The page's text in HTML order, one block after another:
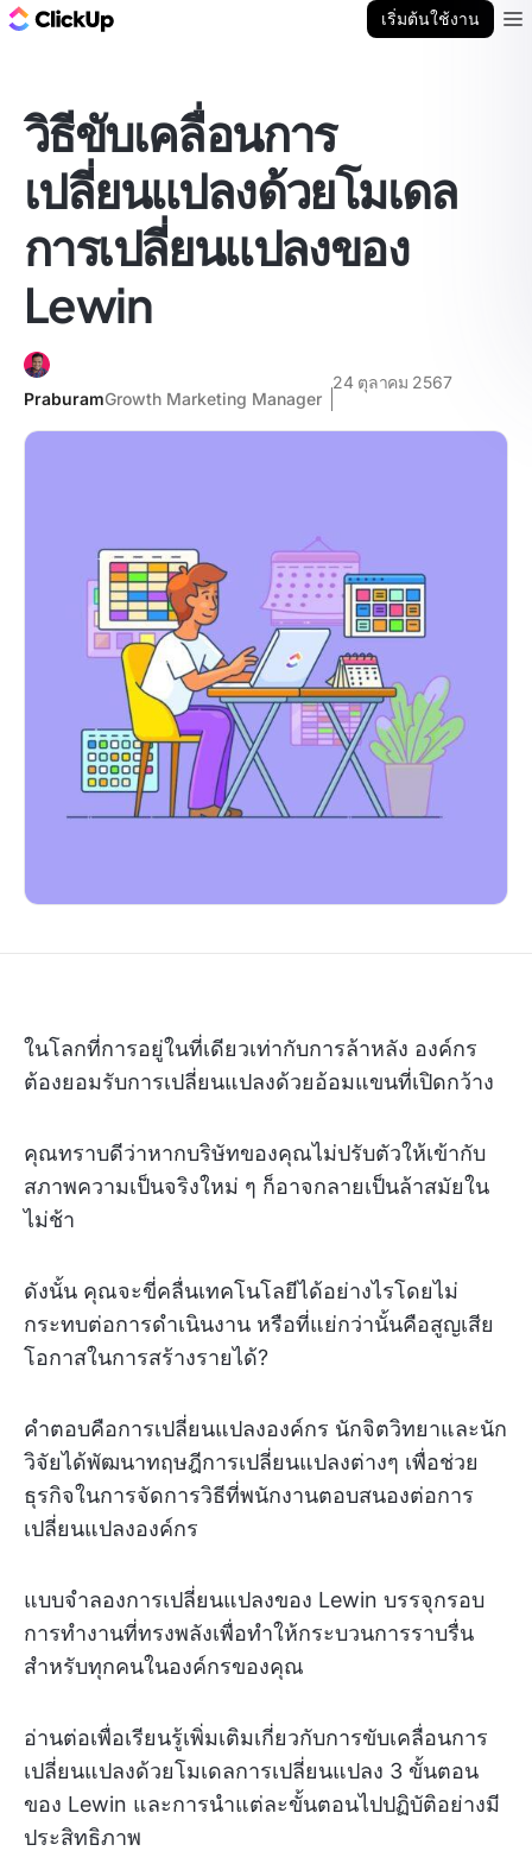
เริ่มต้นใช้งาน
วิธีขับเคลื่อนการ
เปลี่ยนแปลงด้วยโมเดล
การเปลี่ยนแปลงของ
Lewin
PraburamGrowth Marketing Manager
24 ตุลาคม 2567
ในโลกที่การอยู่ในที่เดียวเท่ากับการล้าหลัง องค์กร
ต้องยอมรับการเปลี่ยนแปลงด้วยอ้อมแขนที่เปิดกว้าง
คุณทราบดีว่าหากบริษัทของคุณไม่ปรับตัวให้เข้ากับ
สภาพความเป็นจริงใหม่ ๆ ก็อาจกลายเป็นล้าสมัยใน
ไม่ช้า
ดังนั้น คุณจะขี่คลื่นเทคโนโลยีได้อย่างไรโดยไม่
กระทบต่อการดำเนินงาน หรือที่แย่กว่านั้นคือสูญเสีย
โอกาสในการสร้างรายได้?
คำตอบคือการเปลี่ยนแปลงองค์กร นักจิตวิทยาและนัก
วิจัยได้พัฒนาทฤษฎีการเปลี่ยนแปลงต่างๆ เพื่อช่วย
ธุรกิจในการจัดการวิธีที่พนักงานตอบสนองต่อการ
เปลี่ยนแปลงองค์กร
แบบจำลองการเปลี่ยนแปลงของ Lewin บรรจุกรอบ
การทำงานที่ทรงพลังเพื่อทำให้กระบวนการราบรื่น
สำหรับทุกคนในองค์กรของคุณ
อ่านต่อเพื่อเรียนรู้เพิ่มเติมเกี่ยวกับการขับเคลื่อนการ
เปลี่ยนแปลงด้วยโมเดลการเปลี่ยนแปลง 3 ขั้นตอน
ของ Lewin และการนำแต่ละขั้นตอนไปปฏิบัติอย่างมี
ประสิทธิภาพ